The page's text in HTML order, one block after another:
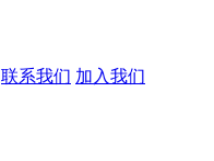
联系我们 加入我们